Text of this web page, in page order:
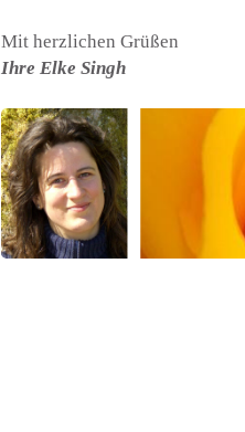
Mit herzlichen Grüßen
Ihre Elke Singh